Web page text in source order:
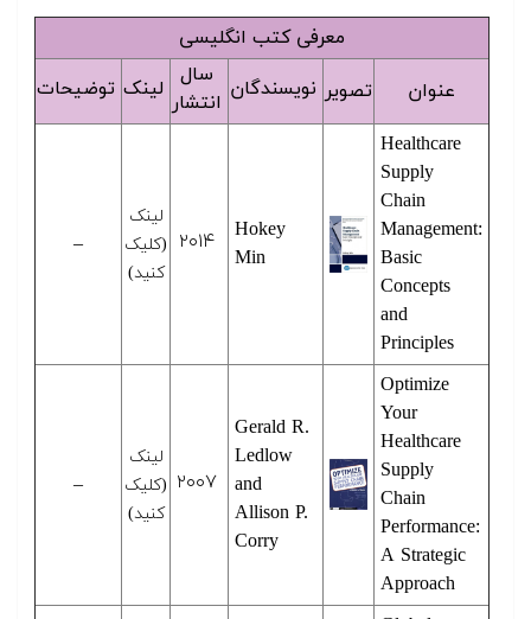
معرفی کتب انگلیسی
عنوان تصویر نویسندگان
سال
انتشار
لینک توضیحات
Healthcare
Supply
Chain
Management:
Basic
Concepts
and
Principles
Hokey
Min
۲۰۱۴
لینک
(کلیک
کنید)
–
Optimize
Your
Healthcare
Supply
Chain
Performance:
A Strategic
Approach
Gerald R.
Ledlow
and
Allison P.
Corry
۲۰۰۷
لینک
(کلیک
کنید)
–